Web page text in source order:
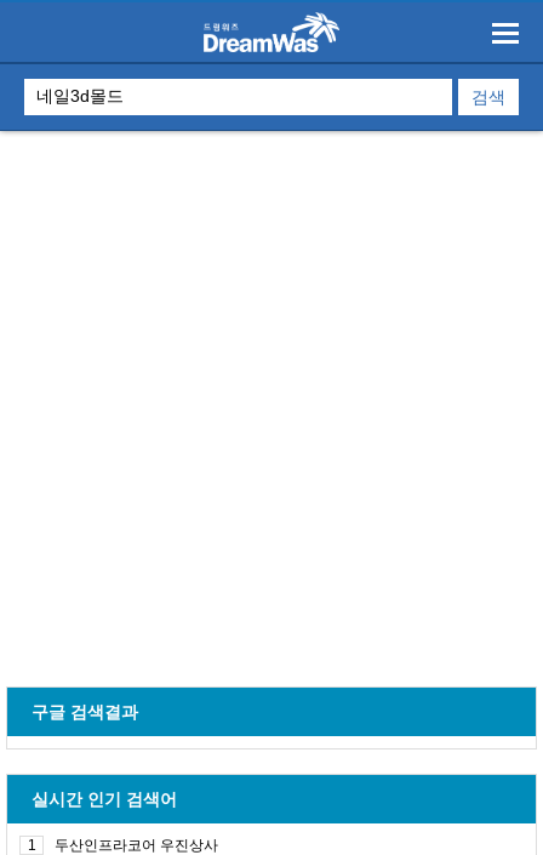
구글 검색결과
실시간 인기 검색어
1
두산인프라코어 우진상사